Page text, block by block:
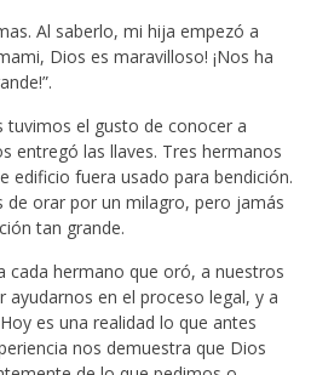
Al saberlo, mi hija empezó a
Dios es maravilloso! ¡Nos ha
tuvimos el gusto de conocer a
entregó las llaves. Tres hermanos
edificio fuera usado para bendición.
de orar por un milagro, pero jamás
tan grande.
cada hermano que oró, a nuestros
ayudarnos en el proceso legal, y a
es una realidad lo que antes
nos demuestra que Dios